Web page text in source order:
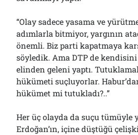
“Olay sadece yasama ve
adımlarla bitmiyor, yargının
önemli. Biz parti kapatmaya
söyledik. Ama DTP de
elinden geleni yaptı.
hükümeti suçluyorlar.
hükümet mi tutukladı?..”
Her üç olayda da suçu tümüyle
Erdoğan’ın, içine düştüğü